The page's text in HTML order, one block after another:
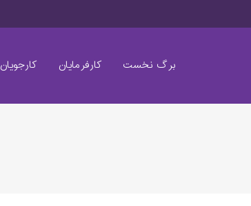
برگ نخست کارفرمایان کارجویان